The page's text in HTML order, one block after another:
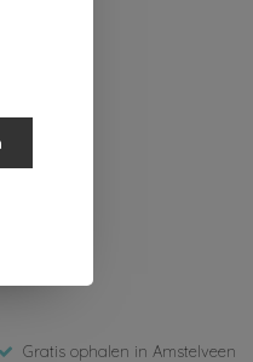
Gratis ophalen in Amstelveen